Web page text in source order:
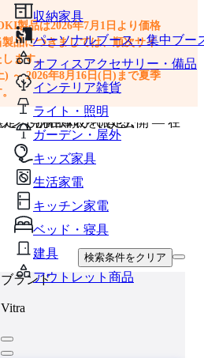
収納家具
パーソナルブース・集中ブー
オフィスアクセサリー・備品
インテリア雑貨
ライト・照明
ガーデン・屋外
キッズ家具
生活家電
キッチン家電
ベッド・寝具
建具
アウトレット商品
製品は2026年7月1日より価格
品につきましては、順次サイ
ます。
～ 2026年8月16日(日)まで夏季
検索条件をクリア
ブランド
Vitra